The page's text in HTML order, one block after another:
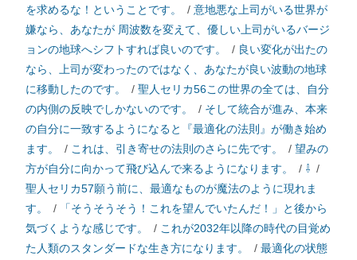
を求めるな！ということです。
/ 意地悪な上司がいる世界が
嫌なら、あなたが 周波数を変えて、優しい上司がいるバージ
ョンの地球へシフトすれば良いのです。
/ 良い変化が出たの
なら、上司が変わったのではなく、あなたが良い波動の地球
に移動したのです。
/ 聖人セリカ56この世界の全ては、自分
の内側の反映でしかないのです。
/ そして統合が進み、本来
の自分に一致するようになると『最適化の法則』が働き始め
ます。
/ これは、引き寄せの法則のさらに先です。 / 望みの
方が自分に向かって飛び込んで来るようになります。
/ ⇩ /
聖人セリカ57願う前に、最適なものが魔法のように現れま
す。
/
「そうそうそう！これを望んでいたんだ！」と後から
気づくような感じです。
/ これが2032年以降の時代の目覚め
た人類のスタンダードな生き方になります。
/ 最適化の状態